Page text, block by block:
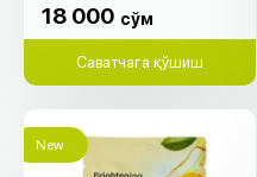
18 000 cўм
Саватчага қўшиш
New